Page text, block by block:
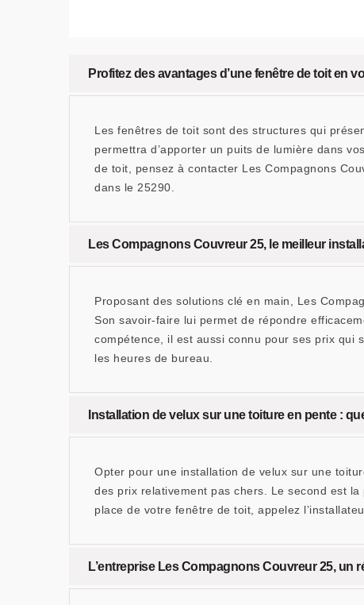
Profitez des avantages d’une fenêtre de toit en
Les fenêtres de toit sont des structures qui
permettra d’apporter un puits de lumière dans
de toit, pensez à contacter Les Compagnons
dans le 25290.
Les Compagnons Couvreur 25, le meilleur
Proposant des solutions clé en main, Les
Son savoir-faire lui permet de répondre
compétence, il est aussi connu pour ses prix qui
les heures de bureau.
Installation de velux sur une toiture en pente :
Opter pour une installation de velux sur une
des prix relativement pas chers. Le second est
place de votre fenêtre de toit, appelez
L’entreprise Les Compagnons Couvreur 25, un